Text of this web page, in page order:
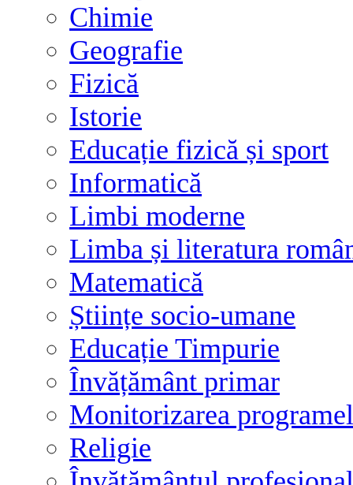
Chimie
Geografie
Fizică
Istorie
Educație fizică și sport
Informatică
Limbi moderne
Limba și literatura
Matematică
Științe socio-umane
Educație Timpurie
Învățământ primar
Monitorizarea
Religie